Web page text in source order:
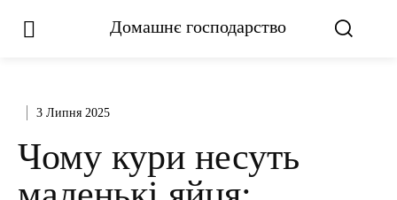
Домашнє господарство
3 Липня 2025
Чому кури несуть